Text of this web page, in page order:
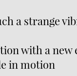
a strange
with a
in motion